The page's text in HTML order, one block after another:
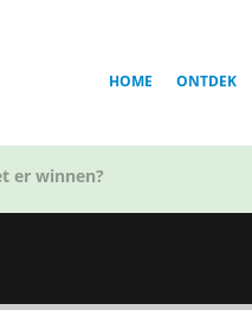
HOME ONTDEK
er winnen?